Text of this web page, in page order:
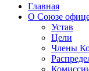
Главная
О Союзе
Устав
Цели
Члены